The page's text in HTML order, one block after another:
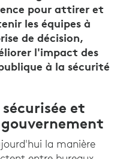
pour attirer et
les équipes à
de décision,
l'impact des
à la sécurité
et
la manière